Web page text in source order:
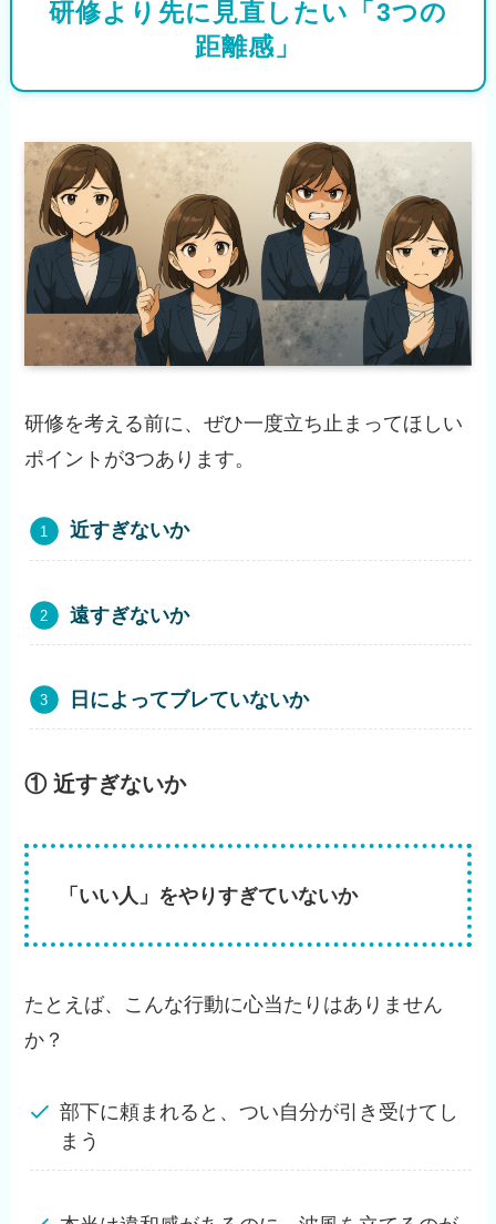
研修より先に見直したい「3つの
距離感」
研修を考える前に、ぜひ一度立ち止まってほしい
ポイントが3つあります。
近すぎないか
遠すぎないか
日によってブレていないか
① 近すぎないか
「いい人」をやりすぎていないか
たとえば、こんな行動に心当たりはありません
か？
部下に頼まれると、つい自分が引き受けてし
まう